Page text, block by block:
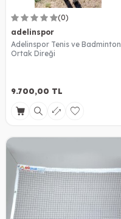
(0)
adelinspor
Adelinspor Tenis ve Badminton
Ortak Direği
9.700,00 TL